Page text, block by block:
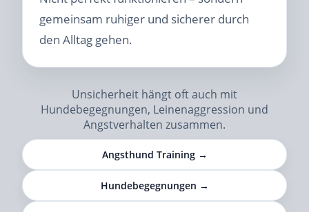
gemeinsam ruhiger und sicherer durch
den Alltag gehen.
Unsicherheit hängt oft auch mit
Hundebegegnungen, Leinenaggression und
Angstverhalten zusammen.
Angsthund Training →
Hundebegegnungen →